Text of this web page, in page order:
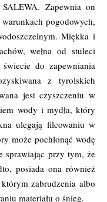
Zapewnia on
pogodowych,
Miękka i
wełna od stuleci
do zapewniania
z tyrolskich
jest czyszczeniu w
wody i mydła, który
ulegają filcowaniu w
może pochłonąć wodę
sprawiając przy tym, że
posiada ona również
którym zabrudzenia albo
materiału o śnieg.